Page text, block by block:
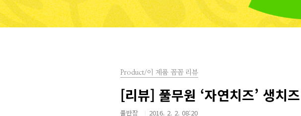
Product/이 제품 꼼꼼 리뷰
[리뷰] 풀무원 ‘자연치즈’ 생치
풀반장 2016. 2. 2. 08:20